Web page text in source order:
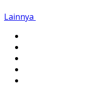
Lainnya